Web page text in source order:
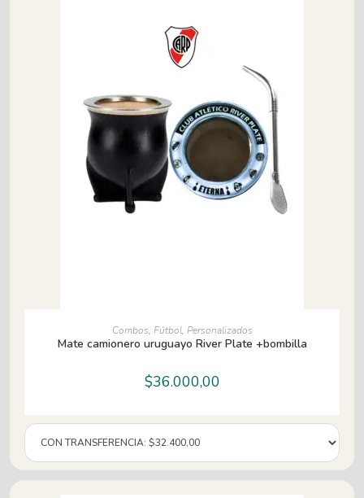
AÑADIR AL CARRITO
Combos, Fútbol, Personalizados
Mate camionero uruguayo River Plate +bombilla
$36.000,00